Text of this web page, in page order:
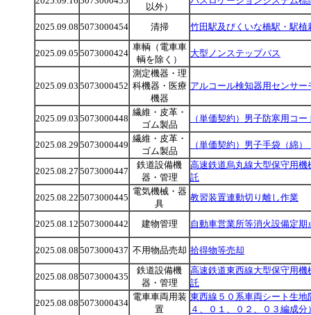
以外）
2025.09.08 5073000454 清掃 竹田駅及びくいな橋駅・駅植
2025.09.05 5073000424
車輌（電車車
輌を除く）
大型ノンステップバス
2025.09.03 5073000452
測定機器・理
科機器・医療
機器
アルコール検知器用センサー
2025.09.03 5073000448
繊維・皮革・
ゴム製品
（単価契約）男子防寒用コ
2025.08.29 5073000449
繊維・皮革・
ゴム製品
（単価契約）男子手袋（綿
2025.08.27 5073000447
鉄道設備機
器・管理
高速鉄道烏丸線大型保守用機
託
2025.08.22 5073000445
電気機械・器
具
教習装置連動切り離し作業
2025.08.12 5073000442 建物管理 自動車営業所等消火設備定期
2025.08.08 5073000437 不用物品売却 拾得物等売却
2025.08.08 5073000435
鉄道設備機
器・管理
高速鉄道東西線大型保守用機
託
2025.08.08 5073000434
電車車両用装
置
東西線５０系車両シート生地
４、０１、０２、０３編成分